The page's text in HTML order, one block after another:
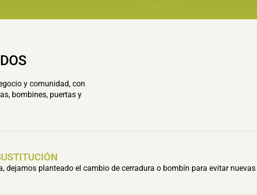
y comunidad, con
bombines, puertas y
dejamos planteado el cambio de cerradura o bombín para evitar